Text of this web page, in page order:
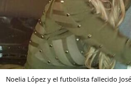
Noelia López y el futbolista fallecido